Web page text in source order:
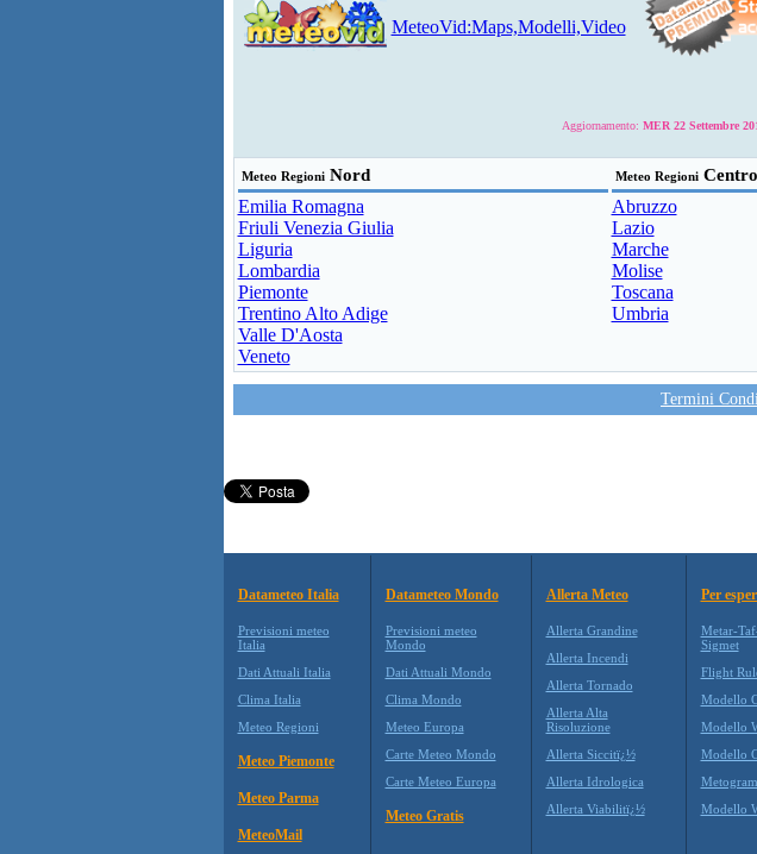
MeteoVid:Maps,Modelli,Video
Aggiornamento: MER 22 Settembre
Meteo RegioniNord Meteo RegioniCentro
Emilia Romagna
Friuli Venezia Giulia
Liguria
Lombardia
Piemonte
Trentino Alto Adige
Valle D'Aosta
Veneto
Abruzzo
Lazio
Marche
Molise
Toscana
Umbria
Termini
Datameteo Italia
Previsioni meteo
Italia
Dati Attuali Italia
Clima Italia
Meteo Regioni
Meteo Piemonte
Meteo Parma
MeteoMail
Datameteo Mondo
Previsioni meteo
Mondo
Dati Attuali Mondo
Clima Mondo
Meteo Europa
Carte Meteo Mondo
Carte Meteo Europa
Meteo Gratis
Allerta Meteo
Allerta Grandine
Allerta Incendi
Allerta Tornado
Allerta Alta
Risoluzione
Allerta Siccitï¿½
Allerta Idrologica
Allerta Viabilitï¿½
Per
Metar-
Sigmet
Flight
Modello
Modello
Modello
Modello